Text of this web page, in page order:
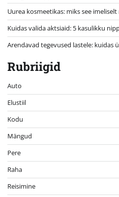
Uurea kosmeetikas: miks see
Kuidas valida aktsiaid: 5 kasulikku
Arendavad tegevused lastele: kuidas
Rubriigid
Auto
Elustiil
Kodu
Mängud
Pere
Raha
Reisimine